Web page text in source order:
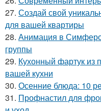
27. Создай свой
для вашей квартиры
28. Анимация в
группы
29. Кухонный фартук из
вашей кухни
30. Осенние блюда: 10
31. Профнастил для